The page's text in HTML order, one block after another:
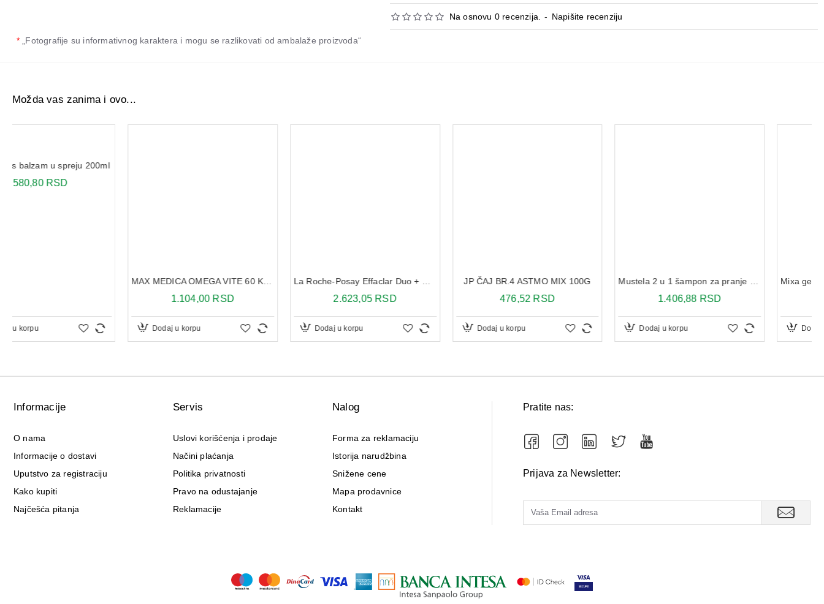
*„Fotografije su informativnog karaktera i mogu se razlikovati od ambalaže proizvoda“
Na osnovu 0 recenzija. - Napišite recenziju
Možda vas zanima i ovo...
1.104,00 RSD
Dodaj u korpu Dodaj u korpu Dodaj u korpu Dodaj u korpu
Mixa gel za umivanje sa vitaminom C 150 ml
625,99 RSD
Dodaj u korpu
Informacije
O nama
Informacije o dostavi
Uputstvo za registraciju
Kako kupiti
Najčešća pitanja
Servis
Uslovi korišćenja i prodaje
Načini plaćanja
Politika privatnosti
Pravo na odustajanje
Reklamacije
Nalog
Forma za reklamaciju
Istorija narudžbina
Snižene cene
Mapa prodavnice
Kontakt
Pratite nas:
Prijava za Newsletter: